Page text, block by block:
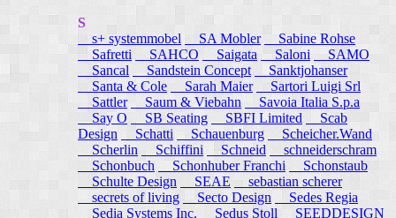
S
s+ systemmobel
SA Mobler
Sabine Rohse
Safretti
SAHCO Saigata Saloni
SAMO
Sancal
Sandstein Concept
Sanktjohanser
Santa & Cole
Sarah Maier
Sartori Luigi Srl
Sattler
Saum & Viebahn
Savoia Italia S.p.a
Say O
SB Seating SBFI Limited
Scab
Design
Schatti Schauenburg
Scheicher.Wand
Scherlin
Schiffini Schneid
schneiderschram
Schonbuch
Schonhuber Franchi
Schonstaub
Schulte Design
SEAE
sebastian scherer
secrets of living
Secto Design
Sedes Regia
Sedia Systems Inc.
Sedus Stoll
SEEDDESIGN